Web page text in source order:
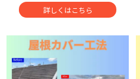
詳しくはこちら